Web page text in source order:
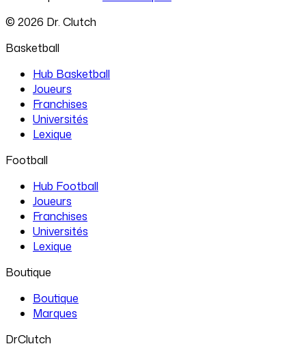
© 2026 Dr. Clutch
Basketball
Hub Basketball
Joueurs
Franchises
Universités
Lexique
Football
Hub Football
Joueurs
Franchises
Universités
Lexique
Boutique
Boutique
Marques
DrClutch